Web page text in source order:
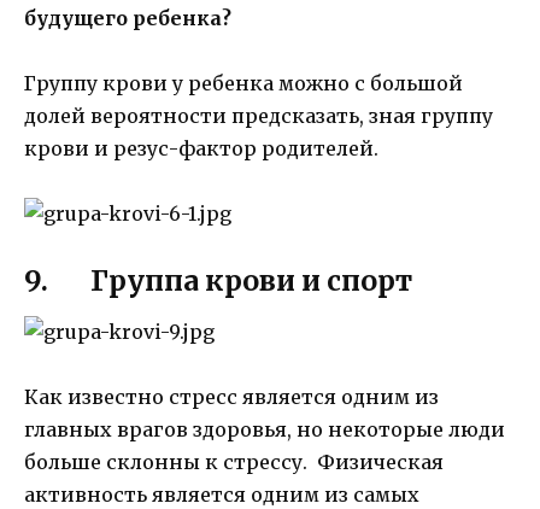
будущего ребенка?
Группу крови у ребенка можно с большой
долей вероятности предсказать, зная группу
крови и резус-фактор родителей.
9. Группа крови и спорт
Как известно стресс является одним из
главных врагов здоровья, но некоторые люди
больше склонны к стрессу. Физическая
активность является одним из самых